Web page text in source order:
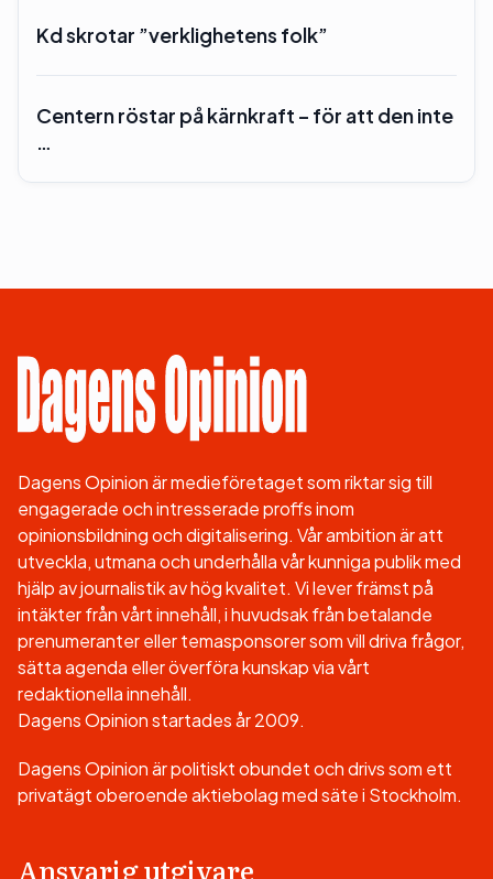
Kd skrotar ”verklighetens folk”
Centern röstar på kärnkraft – för att den inte
…
Dagens Opinion är medieföretaget som riktar sig till
engagerade och intresserade proffs inom
opinionsbildning och digitalisering. Vår ambition är att
utveckla, utmana och underhålla vår kunniga publik med
hjälp av journalistik av hög kvalitet. Vi lever främst på
intäkter från vårt innehåll, i huvudsak från betalande
prenumeranter eller temasponsorer som vill driva frågor,
sätta agenda eller överföra kunskap via vårt
redaktionella innehåll.
Dagens Opinion startades år 2009.
Dagens Opinion är politiskt obundet och drivs som ett
privatägt oberoende aktiebolag med säte i Stockholm.
Ansvarig utgivare